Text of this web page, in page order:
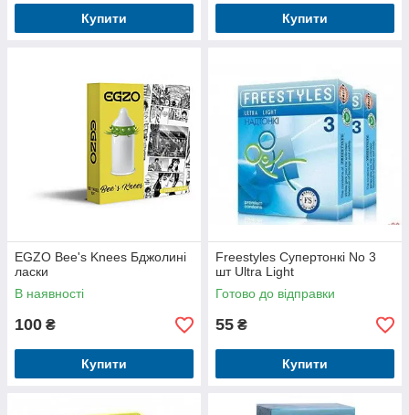
Купити Купити
EGZO Bee's Knees Бджолині
ласки
В наявності
100 ₴
Купити
Freestyles Супертонкі No 3
шт Ultra Light
Готово до відправки
55 ₴
Купити